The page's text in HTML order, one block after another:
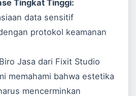
Tingkat Tinggi:
data sensitif
protokol keamanan
Jasa dari Fixit Studio
memahami bahwa estetika
mencerminkan